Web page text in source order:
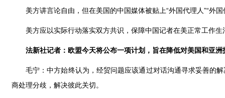
美方讲言论自由，但在美国的中国媒体被贴上“外国代理人”“外
美方应以实际行动落实双方共识，保障中国记者在美正常工作生
法新社记者：欧盟今天将公布一项计划，旨在降低对美国和亚
毛宁：中方始终认为，经贸问题应该通过对话沟通寻求妥善的
商处理分歧，解决彼此关切。